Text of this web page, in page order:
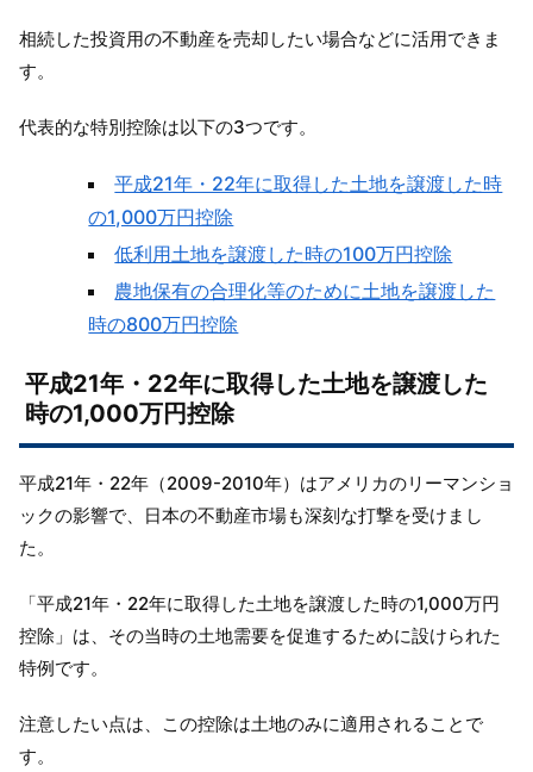
相続した投資用の不動産を売却したい場合などに活用できま
す。
代表的な特別控除は以下の3つです。
平成21年・22年に取得した土地を譲渡した時
の1,000万円控除
低利用土地を譲渡した時の100万円控除
農地保有の合理化等のために土地を譲渡した
時の800万円控除
平成21年・22年に取得した土地を譲渡した
時の1,000万円控除
平成21年・22年（2009-2010年）はアメリカのリーマンショ
ックの影響で、日本の不動産市場も深刻な打撃を受けまし
た。
「平成21年・22年に取得した土地を譲渡した時の1,000万円
控除」は、その当時の土地需要を促進するために設けられた
特例です。
注意したい点は、 この控除は土地のみに適用されるこ とで
す。